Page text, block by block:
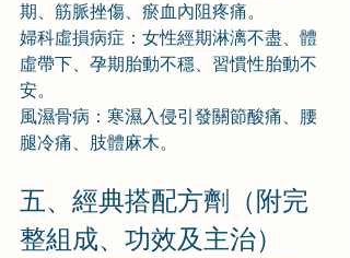
期、筋脈挫傷、瘀血內阻疼痛。
婦科虛損病症：女性經期淋漓不盡、體
虛帶下、孕期胎動不穩、習慣性胎動不
安。
風濕骨病：寒濕入侵引發關節酸痛、腰
腿冷痛、肢體麻木。
五、經典搭配方劑（附完
整組成、功效及主治）